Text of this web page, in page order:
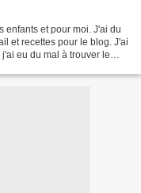
enfants et pour moi. J'ai du
et recettes pour le blog. J'ai
eu du mal à trouver le